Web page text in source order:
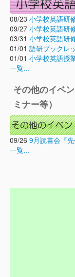
08/23 小学校英語研
09/27 小学校英語研
03/31 小学校英語研
01/01 語研ブックレ
01/01 小学校英語授
一覧...
その他のイベ
ミナー等）
09/26 9月読書会『
一覧...